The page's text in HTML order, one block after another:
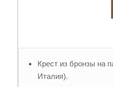
Крест из бронзы на
Италия).